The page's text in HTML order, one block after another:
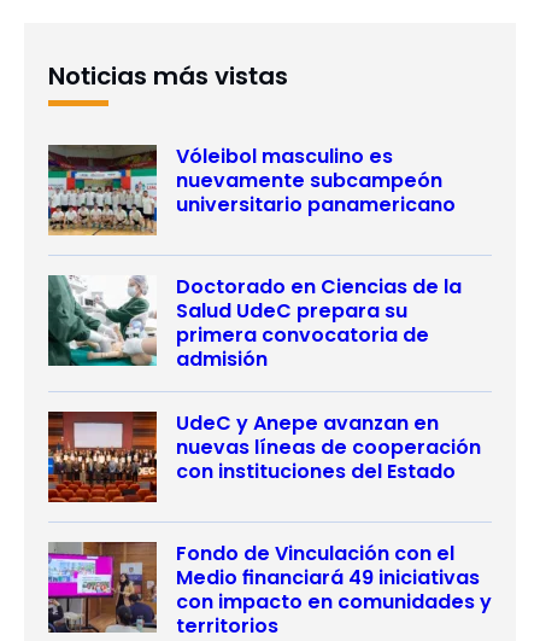
Noticias más vistas
Vóleibol masculino es
nuevamente subcampeón
universitario panamericano
Doctorado en Ciencias de la
Salud UdeC prepara su
primera convocatoria de
admisión
UdeC y Anepe avanzan en
nuevas líneas de cooperación
con instituciones del Estado
Fondo de Vinculación con el
Medio financiará 49 iniciativas
con impacto en comunidades y
territorios